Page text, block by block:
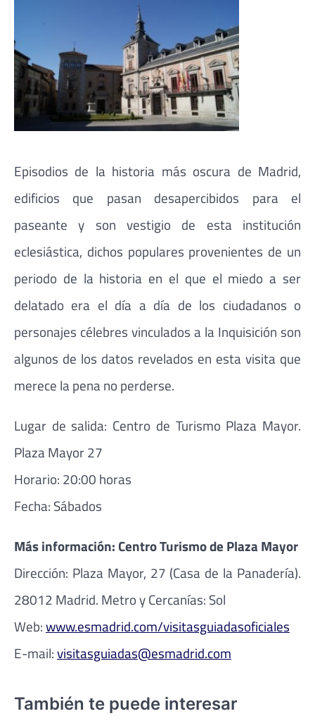
Episodios de la historia más oscura de Madrid,
edificios que pasan desapercibidos para el
paseante y son vestigio de esta institución
eclesiástica, dichos populares provenientes de un
periodo de la historia en el que el miedo a ser
delatado era el día a día de los ciudadanos o
personajes célebres vinculados a la Inquisición son
algunos de los datos revelados en esta visita que
merece la pena no perderse.
Lugar de salida: Centro de Turismo Plaza Mayor.
Plaza Mayor 27
Horario: 20:00 horas
Fecha: Sábados
Más información: Centro Turismo de Plaza Mayor
Dirección: Plaza Mayor, 27 (Casa de la Panadería).
28012 Madrid. Metro y Cercanías: Sol
Web:www.esmadrid.com/visitasguiadasoficiales
E-mail:visitasguiadas@esmadrid.com
También te puede interesar